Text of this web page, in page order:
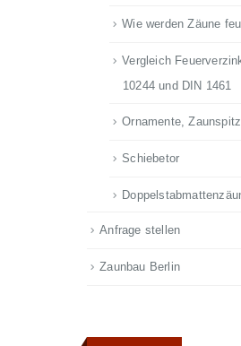
Wie werden Zäune
Vergleich
10244 und DIN 1461
Ornamente,
Schiebetor
Anfrage stellen
Zaunbau Berlin